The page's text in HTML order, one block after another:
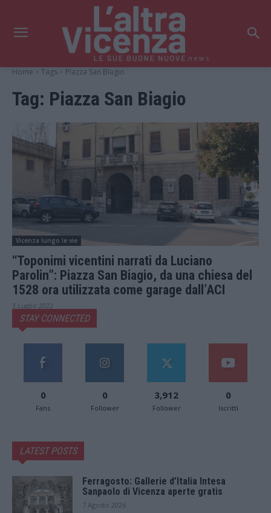
news
Home Tags Piazza San Biagio
Tag: Piazza San Biagio
Vicenza lungo le vie
“Toponimi vicentini narrati da Luciano
Parolin”: Piazza San Biagio, da una chiesa del
1528 ora utilizzata come garage dall’ACI
3 Luglio 2022
STAY CONNECTED
0
Fans
0
Follower
3,912
Follower
0
Iscritti
LATEST POSTS
Ferragosto: Gallerie d’Italia Intesa
Sanpaolo di Vicenza aperte gratis
7 Agosto 2026